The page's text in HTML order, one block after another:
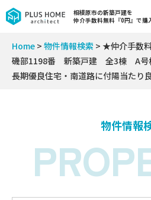
相模原市の新築戸建を
仲介手数料無料『0円』で購
Home > 物件情報検索 > ★仲介手数
磯部1198番 新築戸建 全3棟 A号
長期優良住宅・南道路に付陽当たり
物件情報